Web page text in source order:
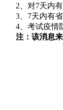
2、对7天内
3、7天内有
4、考试疫情
注：该消息